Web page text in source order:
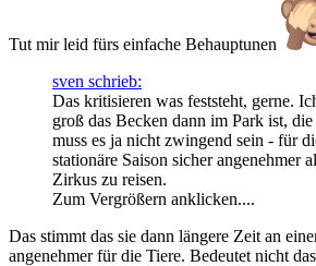
Tut mir leid fürs einfache Behauptunen
sven schrieb:
Das kritisieren was feststeht, gerne.
groß das Becken dann im Park ist,
muss es ja nicht zwingend sein - für
stationäre Saison sicher angenehmer
Zirkus zu reisen.
Zum Vergrößern anklicken....
Das stimmt das sie dann längere Zeit an
angenehmer für die Tiere. Bedeutet nicht